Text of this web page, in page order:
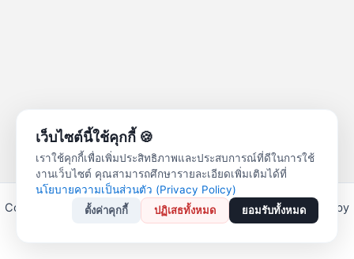
Copyright © 2026 สหกรณ์ออมทรัพย์ครูลำปาง จำกัด | Powered by
Astra WordPress Theme
เว็บไซต์นี้ใช้คุกกี้ 🍪
เราใช้คุกกี้เพื่อเพิ่มประสิทธิภาพและประสบการณ์ที่ดีในการใช้
งานเว็บไซต์ คุณสามารถศึกษารายละเอียดเพิ่มเติมได้ที่
นโยบายความเป็นส่วนตัว (Privacy Policy)
ตั้งค่าคุกกี้
ปฏิเสธทั้งหมด ยอมรับทั้งหมด